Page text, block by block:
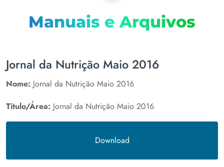
Manuais e Arquivos
Jornal da Nutrição Maio 2016
Nome: Jornal da Nutrição Maio 2016
Título/Área: Jornal da Nutrição Maio 2016
Download